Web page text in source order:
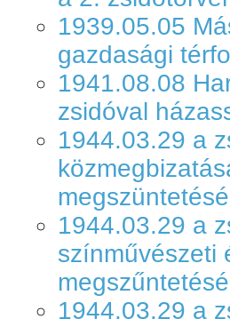
1939.05.05
gazdasági
1941.08.08
zsidóval
1944.03.29 a
1944.03.29 a
színművészeti
1944.03.29 a